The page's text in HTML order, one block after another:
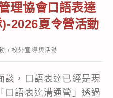
理協會口語表達
2026夏令營活動
/ 校外宣導與活動
談，口語表達已經是現
口語表達溝通營」透過